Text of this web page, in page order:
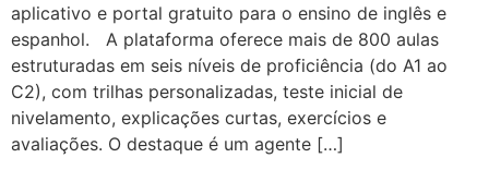
aplicativo e portal gratuito para o ensino de inglês e
espanhol. A plataforma oferece mais de 800 aulas
estruturadas em seis níveis de proficiência (do A1 ao
C2), com trilhas personalizadas, teste inicial de
nivelamento, explicações curtas, exercícios e
avaliações. O destaque é um agente […]